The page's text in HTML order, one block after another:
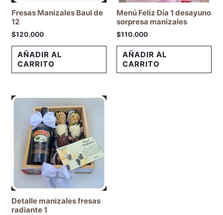
Fresas Manizales Baul de
12
$120.000
AÑADIR AL
CARRITO
Menú Feliz Día 1 desayuno
sorpresa manizales
$110.000
AÑADIR AL
CARRITO
Detalle manizales fresas
radiante 1